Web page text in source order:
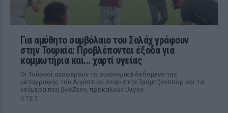
Για αμύθητο συμβόλαιο του Σαλάχ γράφουν
στην Τουρκία: Προβλέπονται έξοδα για
κομμωτήρια και... χαρτί υγείας
Οι Τούρκοί αναφέρουν τα οικονομικά δεδομένα της
μεταγραφής του Αιγύπτιου σταρ στην Τραμπζονσπόρ και τα
νούμερα που βγάζουν, προκαλούν ίλιγγο
ΧΤΕΣ